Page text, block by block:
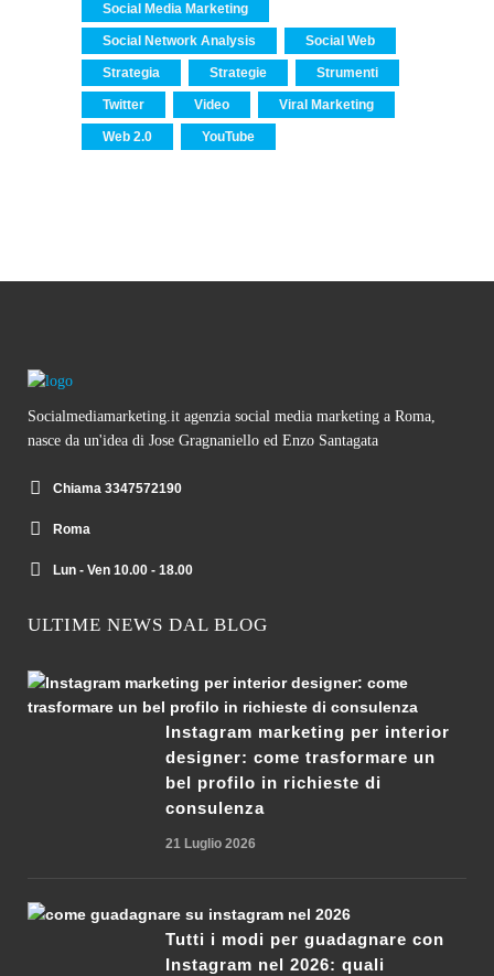
Social Media Marketing
Social Network Analysis Social Web
Strategia Strategie Strumenti
Twitter Video Viral Marketing
Web 2.0 YouTube
Socialmediamarketing.it agenzia social media marketing a Roma,
nasce da un'idea di Jose Gragnaniello ed Enzo Santagata
Chiama 3347572190
Roma
Lun - Ven 10.00 - 18.00
ULTIME NEWS DAL BLOG
Instagram marketing per interior
designer: come trasformare un
bel profilo in richieste di
consulenza
21 Luglio 2026
Tutti i modi per guadagnare con
Instagram nel 2026: quali